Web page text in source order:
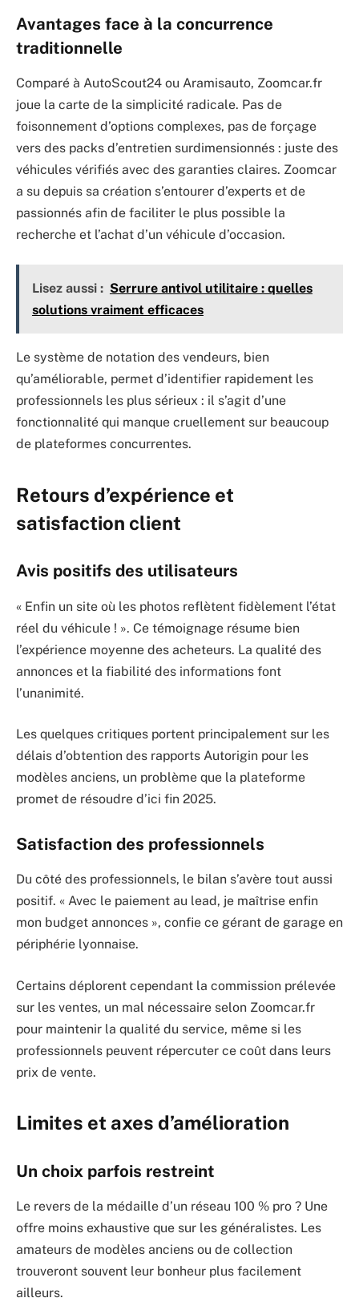
Avantages face à la concurrence
traditionnelle
Comparé à AutoScout24 ou Aramisauto, Zoomcar.fr
joue la carte de la simplicité radicale. Pas de
foisonnement d’options complexes, pas de forçage
vers des packs d’entretien surdimensionnés : juste des
véhicules vérifiés avec des garanties claires. Zoomcar
a su depuis sa création s’entourer d’experts et de
passionnés afin de faciliter le plus possible la
recherche et l’achat d’un véhicule d’occasion.
Lisez aussi : Serrure antivol utilitaire : quelles
solutions vraiment efficaces
Le système de notation des vendeurs, bien
qu’améliorable, permet d’identifier rapidement les
professionnels les plus sérieux : il s’agit d’une
fonctionnalité qui manque cruellement sur beaucoup
de plateformes concurrentes.
Retours d’expérience et
satisfaction client
Avis positifs des utilisateurs
« Enfin un site où les photos reflètent fidèlement l’état
réel du véhicule ! ». Ce témoignage résume bien
l’expérience moyenne des acheteurs. La qualité des
annonces et la fiabilité des informations font
l’unanimité.
Les quelques critiques portent principalement sur les
délais d’obtention des rapports Autorigin pour les
modèles anciens, un problème que la plateforme
promet de résoudre d’ici fin 2025.
Satisfaction des professionnels
Du côté des professionnels, le bilan s’avère tout aussi
positif. « Avec le paiement au lead, je maîtrise enfin
mon budget annonces », confie ce gérant de garage en
périphérie lyonnaise.
Certains déplorent cependant la commission prélevée
sur les ventes, un mal nécessaire selon Zoomcar.fr
pour maintenir la qualité du service, même si les
professionnels peuvent répercuter ce coût dans leurs
prix de vente.
Limites et axes d’amélioration
Un choix parfois restreint
Le revers de la médaille d’un réseau 100 % pro ? Une
offre moins exhaustive que sur les généralistes. Les
amateurs de modèles anciens ou de collection
trouveront souvent leur bonheur plus facilement
ailleurs.